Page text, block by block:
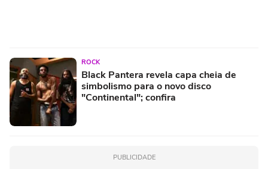
ROCK
Black Pantera revela capa cheia de
simbolismo para o novo disco
"Continental"; confira
PUBLICIDADE